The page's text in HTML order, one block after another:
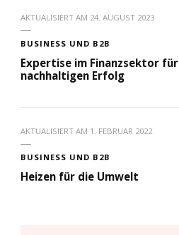
AKTUALISIERT AM 24. AUGUST 2023
BUSINESS UND B2B
Expertise im Finanzsektor für
nachhaltigen Erfolg
AKTUALISIERT AM 1. FEBRUAR 2022
BUSINESS UND B2B
Heizen für die Umwelt